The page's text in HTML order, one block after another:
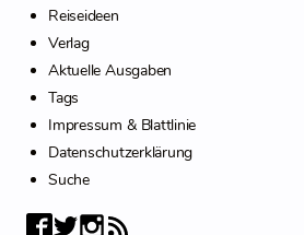
Reiseideen
Verlag
Aktuelle Ausgaben
Tags
Impressum & Blattlinie
Datenschutzerklärung
Suche